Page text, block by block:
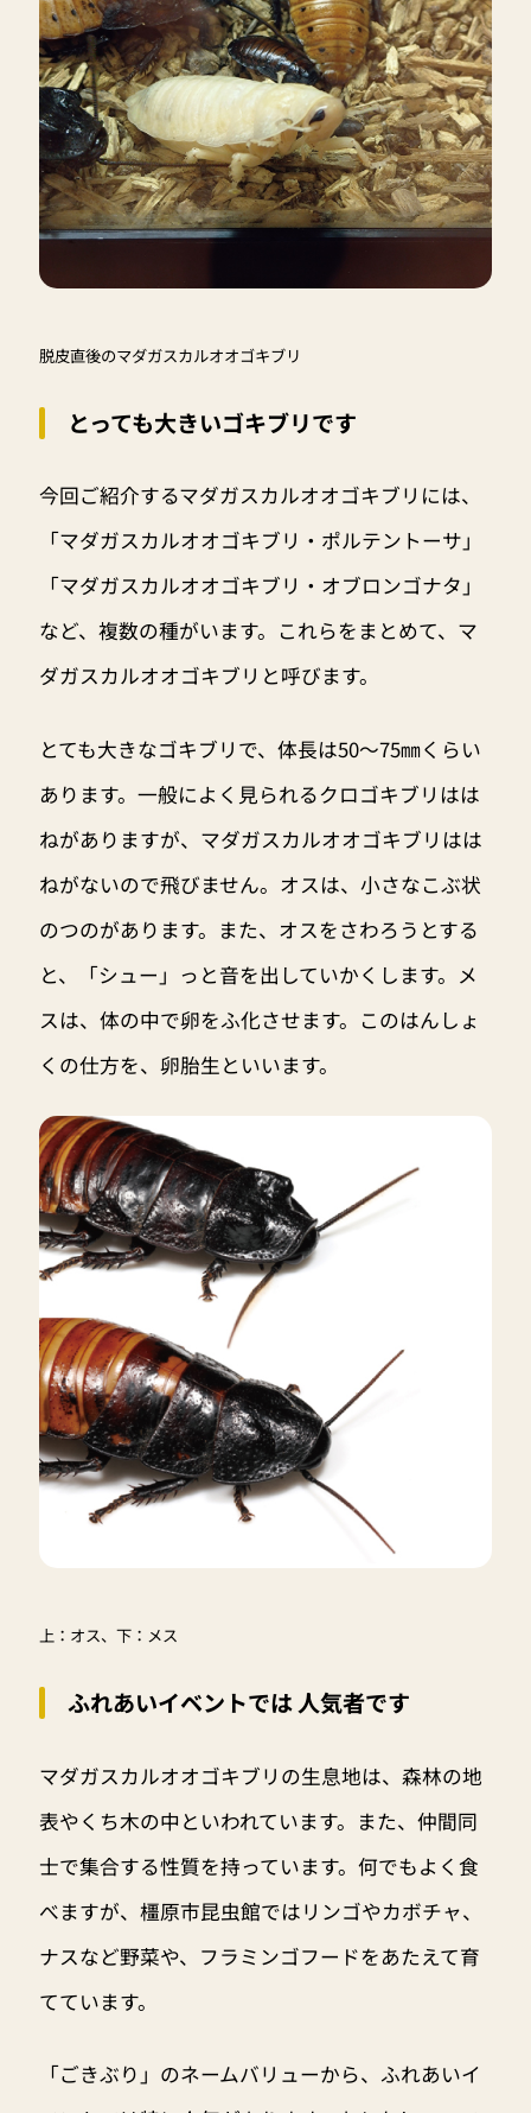
脱皮直後のマダガスカルオオゴキブリ
とっても大きいゴキブリです
今回ご紹介するマダガスカルオオゴキブリには、
「マダガスカルオオゴキブリ・ポルテントーサ」
「マダガスカルオオゴキブリ・オブロンゴナタ」
など、複数の種がいます。これらをまとめて、マ
ダガスカルオオゴキブリと呼びます。
とても大きなゴキブリで、体長は50〜75㎜くらい
あります。一般によく見られるクロゴキブリはは
ねがありますが、マダガスカルオオゴキブリはは
ねがないので飛びません。オスは、小さなこぶ状
のつのがあります。また、オスをさわろうとする
と、「シュー」っと音を出していかくします。メ
スは、体の中で卵をふ化させます。このはんしょ
くの仕方を、卵胎生といいます。
上：オス、下：メス
ふれあいイベントでは 人気者です
マダガスカルオオゴキブリの生息地は、森林の地
表やくち木の中といわれています。また、仲間同
士で集合する性質を持っています。何でもよく食
べますが、橿原市昆虫館ではリンゴやカボチャ、
ナスなど野菜や、フラミンゴフードをあたえて育
てています。
「ごきぶり」のネームバリューから、ふれあいイ